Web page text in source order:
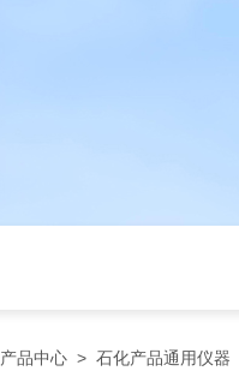
产品中心 > 石化产品通用仪器